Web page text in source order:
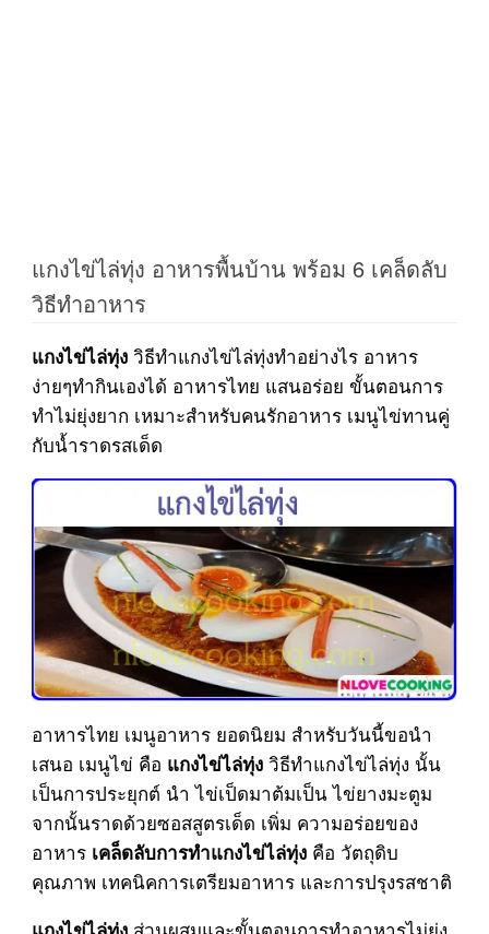
แกงไข่ไล่ทุ่ง อาหารพื้นบ้าน พร้อม 6 เคล็ดลับ
วิธีทำอาหาร
แกงไข่ไล่ทุ่งวิธีทำแกงไข่ไล่ทุ่งทำอย่างไร อาหาร
ง่ายๆทำกินเองได้ อาหารไทย แสนอร่อย ขั้นตอนการ
ทำไม่ยุ่งยาก เหมาะสำหรับคนรักอาหาร เมนูไข่ทานคู่
กับน้ำราดรสเด็ด
อาหารไทย เมนูอาหาร ยอดนิยม สำหรับวันนี้ขอนำ
เสนอ เมนูไข่ คือ แกงไข่ไล่ทุ่งวิธีทำแกงไข่ไล่ทุ่ง นั้น
เป็นการประยุกต์ นำ ไข่เป็ดมาต้มเป็น ไข่ยางมะตูม
จากนั้นราดด้วยซอสสูตรเด็ด เพิ่ม ความอร่อยของ
อาหาร เคล็ดลับการทำแกงไข่ไล่ทุ่งคือ วัตถุดิบ
คุณภาพ เทคนิคการเตรียมอาหาร และการปรุงรสชาติ